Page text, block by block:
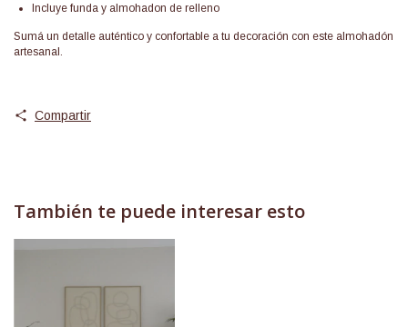
Incluye funda y almohadon de relleno
Sumá un detalle auténtico y confortable a tu decoración con este almohadón
artesanal.
Compartir
También te puede interesar esto